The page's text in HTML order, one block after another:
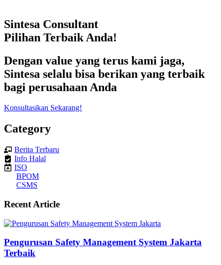
Sintesa Consultant
Pilihan Terbaik Anda!
Dengan value yang terus kami jaga,
Sintesa selalu bisa berikan yang terbaik
bagi perusahaan Anda
Konsultasikan Sekarang!
Category
Berita Terbaru
Info Halal
ISO
BPOM
CSMS
Recent Article
Pengurusan Safety Management System Jakarta
Terbaik